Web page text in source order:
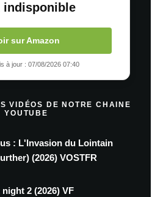
indisponible
sur Amazon
à jour : 07/08/2026 07:40
VIDÉOS DE NOTRE CHAINE
YOUTUBE
: L'Invasion du Lointain
(2026) VOSTFR
2 (2026) VF